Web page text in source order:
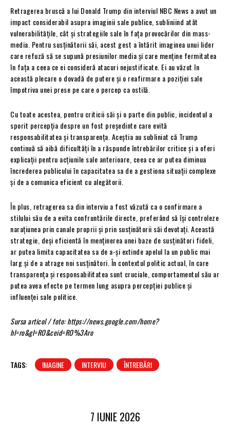
Retragerea bruscă a lui Donald Trump din interviul NBC News a avut un
impact considerabil asupra imaginii sale publice, subliniind atât
vulnerabilitățile, cât și strategiile sale în fața provocărilor din mass-
media. Pentru susținătorii săi, acest gest a întărit imaginea unui lider
care refuză să se supună presiunilor media și care menține fermitatea
în fața a ceea ce ei consideră atacuri nejustificate. Ei au văzut în
această plecare o dovadă de putere și o reafirmare a poziției sale
împotriva unei prese pe care o percep ca ostilă.
Cu toate acestea, pentru criticii săi și o parte din public, incidentul a
sporit percepția despre un fost președinte care evită
responsabilitatea și transparența. Aceștia au subliniat că Trump
continuă să aibă dificultăți în a răspunde întrebărilor critice și a oferi
explicații pentru acțiunile sale anterioare, ceea ce ar putea diminua
încrederea publicului în capacitatea sa de a gestiona situații complexe
și de a comunica eficient cu alegătorii.
În plus, retragerea sa din interviu a fost văzută ca o confirmare a
stilului său de a evita confruntările directe, preferând să își controleze
narațiunea prin canale proprii și prin susținătorii săi devotați. Această
strategie, deși eficientă în menținerea unei baze de susținători fideli,
ar putea limita capacitatea sa de a-și extinde apelul la un public mai
larg și de a atrage noi susținători. În contextul politic actual, în care
transparența și responsabilitatea sunt cruciale, comportamentul său ar
putea avea efecte pe termen lung asupra percepției publice și
influenței sale politice.
Sursa articol / foto: https://news.google.com/home?
hl=ro&gl=RO&ceid=RO%3Aro
TAGS: IMAGINE INTERVIU ÎNTREBĂRI
7 IUNIE 2026